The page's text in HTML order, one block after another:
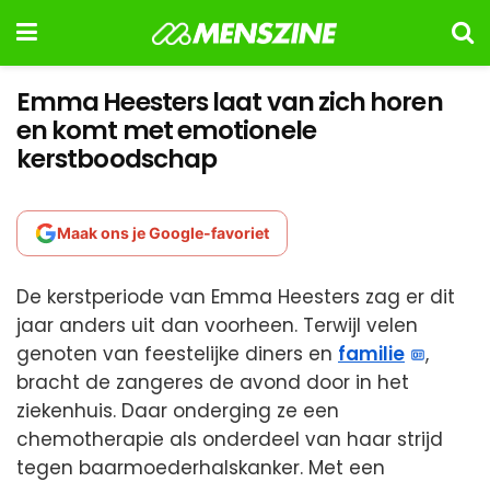
Emma Heesters laat van zich horen
en komt met emotionele
kerstboodschap
Maak ons je Google-favoriet
De kerstperiode van Emma Heesters zag er dit
jaar anders uit dan voorheen. Terwijl velen
genoten van feestelijke diners en familie
,
bracht de zangeres de avond door in het
ziekenhuis. Daar onderging ze een
chemotherapie als onderdeel van haar strijd
tegen baarmoederhalskanker. Met een